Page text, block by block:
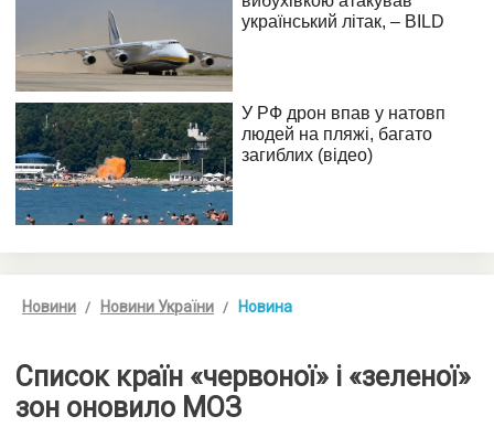
Новини Новини України Новина
Список країн «червоної» і «зеленої»
зон оновило МОЗ